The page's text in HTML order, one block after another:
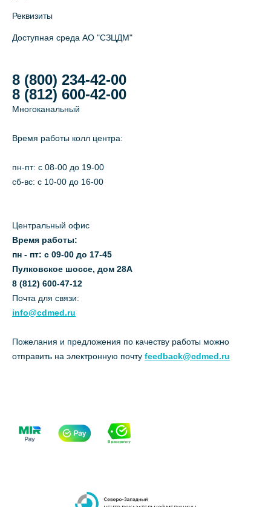
Реквизиты
Доступная среда АО "СЗЦДМ"
8 (800) 234-42-00
8 (812) 600-42-00
Многоканальный
Время работы колл центра:
пн-пт: c 08-00 до 19-00
сб-вс: с 10-00 до 16-00
Центральный офис
Время работы:
пн - пт: с 09-00 до 17-45
Пулковское шоссе, дом 28А
8 (812) 600-47-12
Почта для связи:
info@cdmed.ru
Пожелания и предложения по качеству работы можно
отправить на электронную почту feedback@cdmed.ru